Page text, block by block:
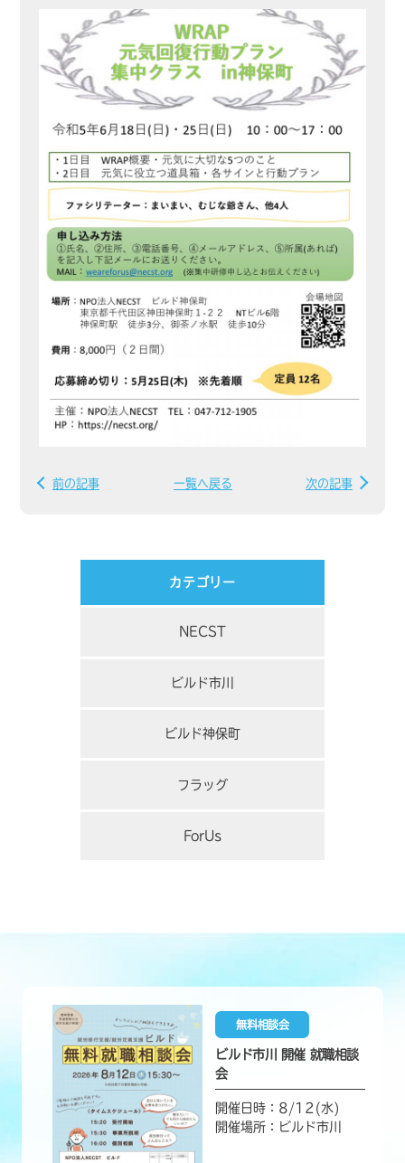
前の記事 一覧へ戻る 次の記事
カテゴリー
NECST
ビルド市川
ビルド神保町
フラッグ
ForUs
無料相談会
ビルド市川 開催 就職相談
会
開催日時：8/12(水)
開催場所：ビルド市川